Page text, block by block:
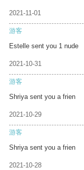
2021-11-01
游客
Estelle sent you 1 nude
2021-10-31
游客
Shriya sent you a frien
2021-10-29
游客
Shriya sent you a frien
2021-10-28